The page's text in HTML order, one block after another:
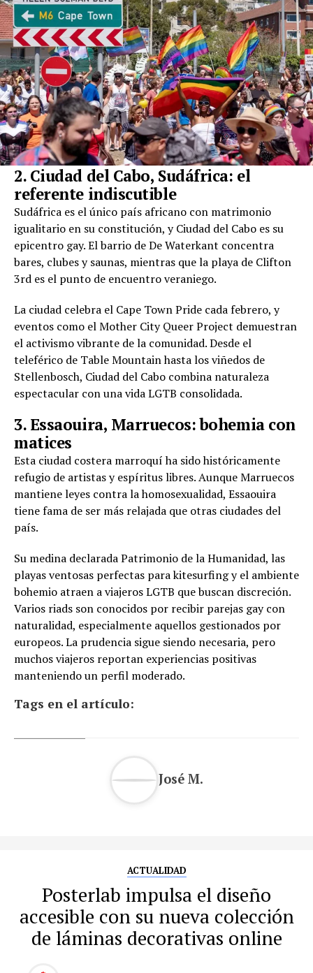
2. Ciudad del Cabo, Sudáfrica: el
referente indiscutible
Sudáfrica es el único país africano con matrimonio
igualitario en su constitución, y Ciudad del Cabo es su
epicentro gay. El barrio de De Waterkant concentra
bares, clubes y saunas, mientras que la playa de Clifton
3rd es el punto de encuentro veraniego.
La ciudad celebra el Cape Town Pride cada febrero, y
eventos como el Mother City Queer Project demuestran
el activismo vibrante de la comunidad. Desde el
teleférico de Table Mountain hasta los viñedos de
Stellenbosch, Ciudad del Cabo combina naturaleza
espectacular con una vida LGTB consolidada.
3. Essaouira, Marruecos: bohemia con
matices
Esta ciudad costera marroquí ha sido históricamente
refugio de artistas y espíritus libres. Aunque Marruecos
mantiene leyes contra la homosexualidad, Essaouira
tiene fama de ser más relajada que otras ciudades del
país.
Su medina declarada Patrimonio de la Humanidad, las
playas ventosas perfectas para kitesurfing y el ambiente
bohemio atraen a viajeros LGTB que buscan discreción.
Varios riads son conocidos por recibir parejas gay con
naturalidad, especialmente aquellos gestionados por
europeos. La prudencia sigue siendo necesaria, pero
muchos viajeros reportan experiencias positivas
manteniendo un perfil moderado.
Tags en el artículo:
José M.
ACTUALIDAD
Posterlab impulsa el diseño
accesible con su nueva colección
de láminas decorativas online